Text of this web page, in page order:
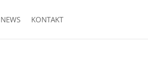
NEWS KONTAKT